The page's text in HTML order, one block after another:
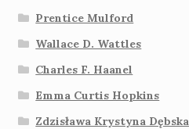
Prentice Mulford
Wallace D. Wattles
Charles F. Haanel
Emma Curtis Hopkins
Zdzisława Krystyna Dębska